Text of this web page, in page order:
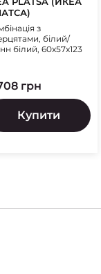
з
білий/
білий, 60x57x123
грн
Купити